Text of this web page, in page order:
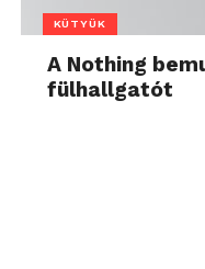
KÜTYÜK
A Nothing
fülhallgatót